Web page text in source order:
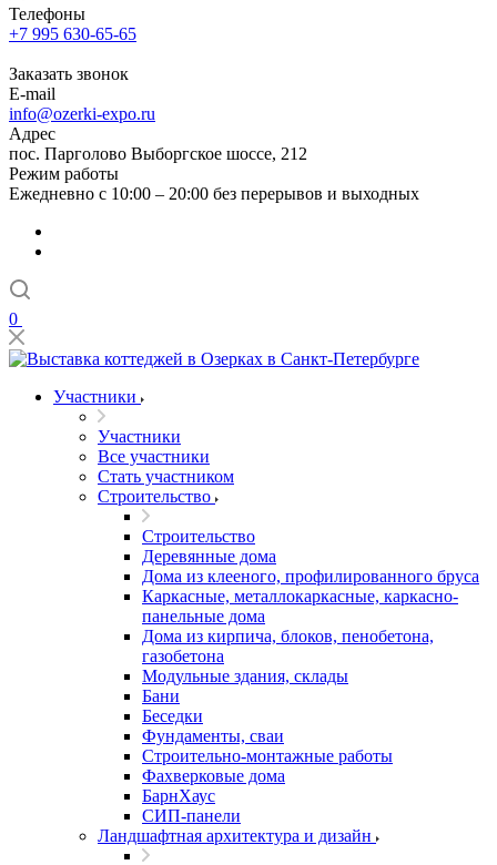
Телефоны
+7 995 630-65-65
Заказать звонок
E-mail
info@ozerki-expo.ru
Адрес
пос. Парголово Выборгское шоссе, 212
Режим работы
Ежедневно с 10:00 – 20:00 без перерывов и выходных
0
Участники
Участники
Все участники
Стать участником
Строительство
Строительство
Деревянные дома
Дома из клееного, профилированного бруса
Каркасные, металлокаркасные, каркасно-
панельные дома
Дома из кирпича, блоков, пенобетона,
газобетона
Модульные здания, склады
Бани
Беседки
Фундаменты, сваи
Строительно-монтажные работы
Фахверковые дома
БарнХаус
СИП-панели
Ландшафтная архитектура и дизайн